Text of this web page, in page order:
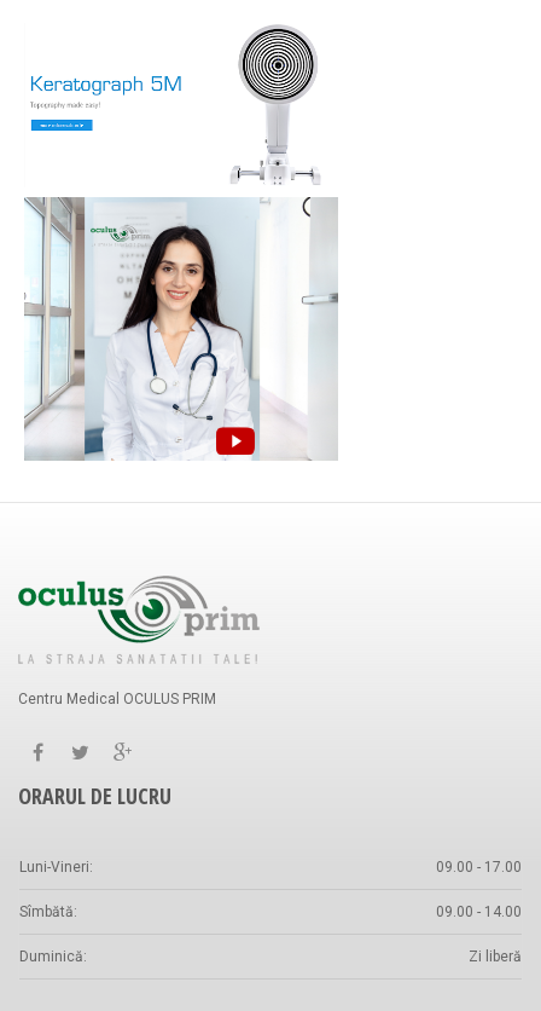
Centru Medical OCULUS PRIM
ORARUL DE LUCRU
Luni-Vineri: 09.00 - 17.00
Sîmbătă: 09.00 - 14.00
Duminică: Zi liberă